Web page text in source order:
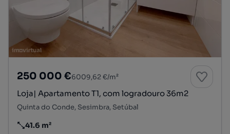
250 000 €6009,62 €/m²
Loja| Apartamento T1, com logradouro 36m2
Quinta do Conde, Sesimbra, Setúbal
Preço por metro quadrado
41.6 m²